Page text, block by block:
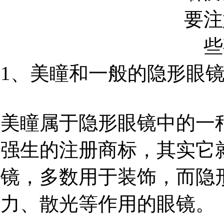
1、美瞳和一般的隐形眼
美瞳属于隐形眼镜中的一
强生的注册商标，其实
镜，多数用于装饰，而
力、散光等作用的眼镜。